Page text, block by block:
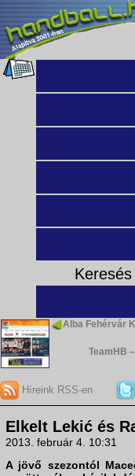
Keresés
Alba Fehérvár
TeamHB
Híreink RSS-en
Elkelt Lekić és
2013. február 4. 10:31
A jövő szezontól